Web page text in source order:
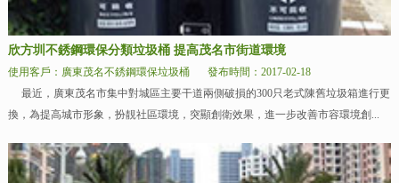
欣方圳不銹鋼環保分類垃圾桶 提高茂名市街道環境
使用客戶：廣東茂名不銹鋼環保垃圾桶
發布時間：2017-02-18
最近，廣東茂名市集中對城區主要干道兩側破損的300只老式陳舊垃圾箱進行更
換，為提高城市形象，扮靚社區環境，突顯創衛效果，進一步改善市容環境創...